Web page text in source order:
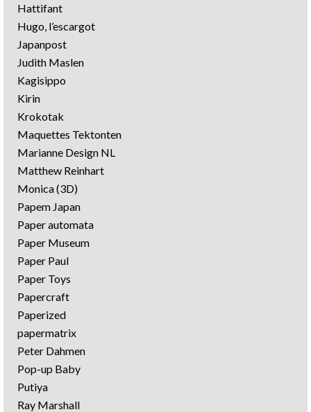
Hattifant
Hugo, l’escargot
Japanpost
Judith Maslen
Kagisippo
Kirin
Krokotak
Maquettes Tektonten
Marianne Design NL
Matthew Reinhart
Monica (3D)
Papem Japan
Paper automata
Paper Museum
Paper Paul
Paper Toys
Papercraft
Paperized
papermatrix
Peter Dahmen
Pop-up Baby
Putiya
Ray Marshall